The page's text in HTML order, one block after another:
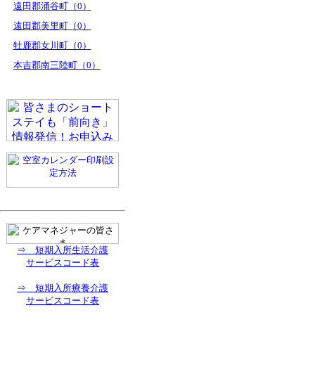
遠田郡涌谷町（0）
遠田郡美里町（0）
牡鹿郡女川町（0）
本吉郡南三陸町（0）
⇒ 短期入所生活介護
サービスコード表
⇒ 短期入所療養介護
サービスコード表